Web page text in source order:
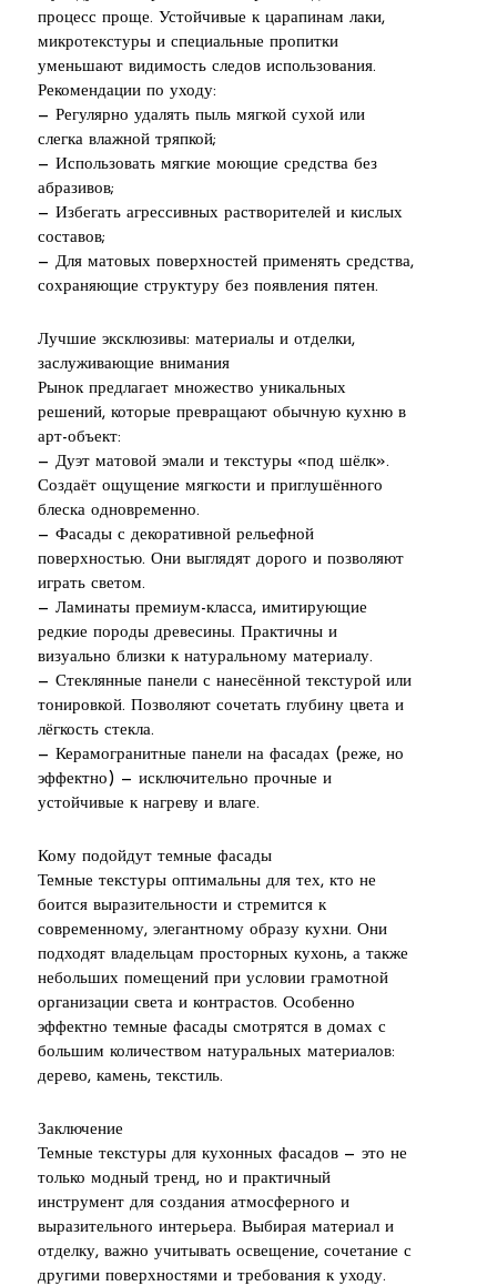
процесс проще. Устойчивые к царапинам лаки,
микротекстуры и специальные пропитки
уменьшают видимость следов использования.
Рекомендации по уходу:
— Регулярно удалять пыль мягкой сухой или
слегка влажной тряпкой;
— Использовать мягкие моющие средства без
абразивов;
— Избегать агрессивных растворителей и кислых
составов;
— Для матовых поверхностей применять средства,
сохраняющие структуру без появления пятен.
Лучшие эксклюзивы: материалы и отделки,
заслуживающие внимания
Рынок предлагает множество уникальных
решений, которые превращают обычную кухню в
арт-объект:
— Дуэт матовой эмали и текстуры «под шёлк».
Создаёт ощущение мягкости и приглушённого
блеска одновременно.
— Фасады с декоративной рельефной
поверхностью. Они выглядят дорого и позволяют
играть светом.
— Ламинаты премиум-класса, имитирующие
редкие породы древесины. Практичны и
визуально близки к натуральному материалу.
— Стеклянные панели с нанесённой текстурой или
тонировкой. Позволяют сочетать глубину цвета и
лёгкость стекла.
— Керамогранитные панели на фасадах (реже, но
эффектно) — исключительно прочные и
устойчивые к нагреву и влаге.
Кому подойдут темные фасады
Темные текстуры оптимальны для тех, кто не
боится выразительности и стремится к
современному, элегантному образу кухни. Они
подходят владельцам просторных кухонь, а также
небольших помещений при условии грамотной
организации света и контрастов. Особенно
эффектно темные фасады смотрятся в домах с
большим количеством натуральных материалов:
дерево, камень, текстиль.
Заключение
Темные текстуры для кухонных фасадов — это не
только модный тренд, но и практичный
инструмент для создания атмосферного и
выразительного интерьера. Выбирая материал и
отделку, важно учитывать освещение, сочетание с
другими поверхностями и требования к уходу.